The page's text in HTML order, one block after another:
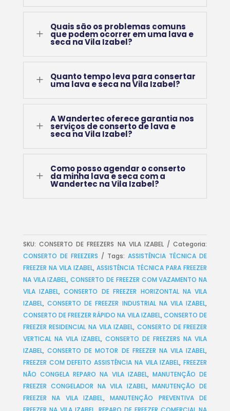
L
Quais são os problemas comuns
que podem ocorrer em uma lava e
seca na Vila Izabel?
L Quanto tempo leva para consertar
uma lava e seca na Vila Izabel?
L
A Wandertec oferece garantia nos
serviços de conserto de lava e
seca na Vila Izabel?
L
Como posso agendar o conserto
da minha lava e seca com a
Wandertec na Vila Izabel?
SKU: CONSERTO DE FREEZERS NA VILA IZABEL
Categoria:
CONSERTO DE FREEZERS
Tags:ASSISTÊNCIA TÉCNICA DE
FREEZER NA VILA IZABEL,ASSISTÊNCIA TÉCNICA PARA FREEZER
NA VILA IZABEL,CONSERTO DE FREEZER COM VAZAMENTO NA
VILA IZABEL,CONSERTO DE FREEZER HORIZONTAL NA VILA
IZABEL, CONSERTO DE FREEZER INDUSTRIAL NA VILA IZABEL,
CONSERTO DE FREEZER RÁPIDO NA VILA IZABEL,CONSERTO DE
FREEZER RESIDENCIAL NA VILA IZABEL, CONSERTO DE FREEZER
VERTICAL NA VILA IZABEL,CONSERTO DE FREEZERS NA VILA
IZABEL, CONSERTO DE MOTOR DE FREEZER NA VILA IZABEL,
FREEZER COM DEFEITO ASSISTÊNCIA NA VILA IZABEL,FREEZER
NÃO CONGELA REPARO NA VILA IZABEL, MANUTENÇÃO DE
FREEZER CONGELADOR NA VILA IZABEL, MANUTENÇÃO DE
FREEZER NA VILA IZABEL,MANUTENÇÃO PREVENTIVA DE